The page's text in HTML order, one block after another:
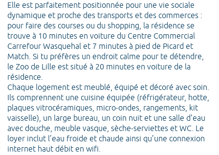
Elle est parfaitement positionnée pour une vie sociale
dynamique et proche des transports et des commerces :
pour faire des courses ou du shopping, la résidence se
trouve à 10 minutes en voiture du Centre Commercial
Carrefour Wasquehal et 7 minutes à pied de Picard et
Match. Si tu préfères un endroit calme pour te détendre,
le Zoo de Lille est situé à 20 minutes en voiture de la
résidence.
Chaque logement est meublé, équipé et décoré avec soin.
Ils comprennent une cuisine équipée (réfrigérateur, hotte,
plaques vitrocéramiques, micro-ondes, rangements, kit
vaisselle), un large bureau, un coin nuit et une salle d’eau
avec douche, meuble vasque, sèche-serviettes et WC. Le
loyer inclut l’eau froide et chaude ainsi qu’une connexion
internet haut débit en wifi.